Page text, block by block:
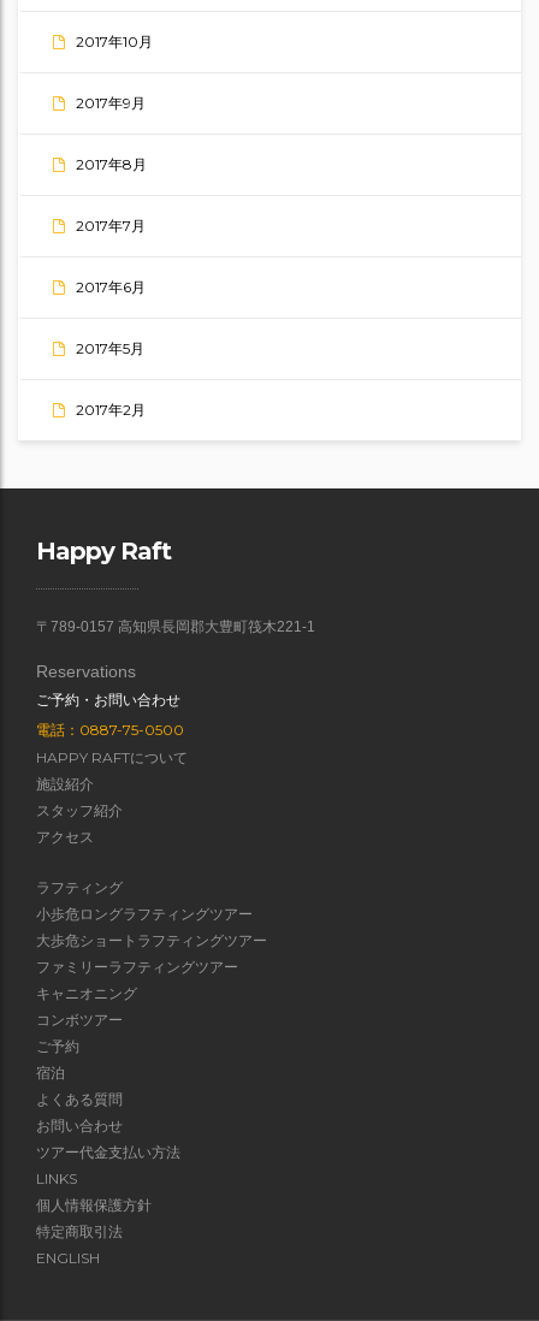
2017年10月
2017年9月
2017年8月
2017年7月
2017年6月
2017年5月
2017年2月
Happy Raft
〒789-0157 高知県長岡郡大豊町筏木221-1
Reservations
ご予約・お問い合わせ
電話：0887-75-0500
HAPPY RAFTについて
施設紹介
スタッフ紹介
アクセス
ラフティング
小歩危ロングラフティングツアー
大歩危ショートラフティングツアー
ファミリーラフティングツアー
キャニオニング
コンボツアー
ご予約
宿泊
よくある質問
お問い合わせ
ツアー代金支払い方法
LINKS
個人情報保護方針
特定商取引法
ENGLISH